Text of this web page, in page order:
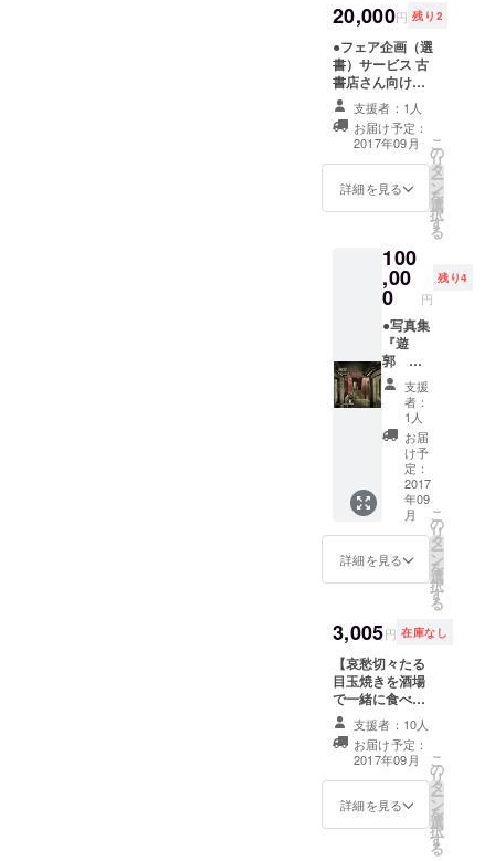
店頭在庫のある
在庫の無い本は
値段の双方合意
を取った上で取
り寄せが可能で
す。 在庫が無く
取り寄せも不可
教えまします。
（投資金額に書
り探索を行いま
すが、ご希望に
よっては、どう
しても本が見つ
からない場合も
ございます。そ
の場合はご了承
ください）
に関する書籍の
選書します。こ
れまで遊廓専門
書店カストリ書
房を経営したノ
ウハウや、銀座
蔦屋書店のオー
プンにあたり関
連書棚（約４０
た実績を元に、
マニアを唸らせ
す。貴店の販売
傾向や方向性を
ヒアリングし、
最適と思われる
新刊書籍を５０
タイトル前後、
リストアップし
ます。遊廓は地
方と結びついた
産業でしたか
ら、各地域の書
店さん大歓迎で
す。郷土色ある
本を選書するよ
う努めます。
（お伺いが発生
費実費頂戴しま
す） ●『全国遊
ド』各2冊差し上
リ出版のベスト
セラー『全国遊
廓案内』（2,400
円＋税）と『全
国女性街ガイ
ド』（5,000円＋
す。貴店でご販
売されてくださ
20,000円 残り2
●フェア企画（選
書）サービス 古
書店さん向け
サービス。 カス
トリ書房店主、
遊里史研究家で
もある（株）カ
ストリ出版代表
の渡辺豪が貴店
に関する古書の
選書します。 こ
れまで遊廓専門
房を経営したノ
ウハウから、こ
れから絶版にな
りそうなもの、
絶版となった場
合プレミアが付
きそうなものな
ど、遊廓・赤線
の専門的な知識
と、専門コレク
ターの購入欲求
を踏まえて選書
します。 貴店の
販売傾向や方向
５０タイトル前
後、リストアッ
プします。遊廓
は地方と結びつ
いた産業でした
から、各地域の
書店さん大歓迎
です。郷土色あ
る本を選書する
※リターン代に書
籍代は含まれま
支援者：1人
お届け予定：
2017年09月
詳細を見る
こ
の
リ
タ
ー
ン
を
選
択
す
る
100
,00
0 円
残り4
●写真集
『遊
郭 紅
燈の街
区』＜
特別編
集版＞
私が
2012
年〜
2014年
の間に
全国300
箇所前
後の遊
跡、歓
楽街な
どを撮
影記録
した写
す。 現
在、当
時の建
物はい
や増す
支援
者：
1人
お届
け予
定：
2017
年09
月
詳細を見る
こ
の
リ
タ
ー
ン
を
選
択
す
る
3,005円 在庫なし
【哀愁切々たる
目玉焼きを酒場
で一緒に食べる
権利】 酒場で哀
愁切々たる目玉
焼きをアテに、
遊廓の話題でご
一献しましょ
う。良い5円（ご
支援者：10人
お届け予定：
2017年09月
詳細を見る
こ
の
リ
タ
ー
ン
を
選
択
す
る